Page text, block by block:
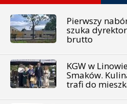
Pierwszy
szuka
brutto
KGW w
Smaków.
trafi do